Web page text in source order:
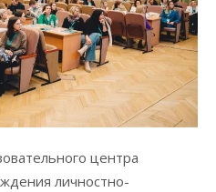
центра
личностно-